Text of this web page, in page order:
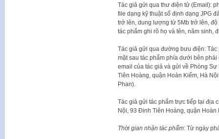
Tác giả gửi qua thư điện tử (Email):
file dạng kỹ thuật số định dạng JPG
trở lên, dung lượng từ 5Mb trở lên,
tác phẩm ghi rõ họ và tên, năm sinh,
Tác giả gửi qua đường bưu điện:
mặt sau tác phẩm phía dưới bên
email của tác giả và gửi về Phòng
Tiên Hoàng, quận Hoàn Kiếm, Hà
Phan).
Tác giả gửi tác phẩm trực tiếp tại địa
Nội, 93 Đinh Tiên Hoàng, quận Hoàn
Thời gian nhận tác phẩm: Từ ngày